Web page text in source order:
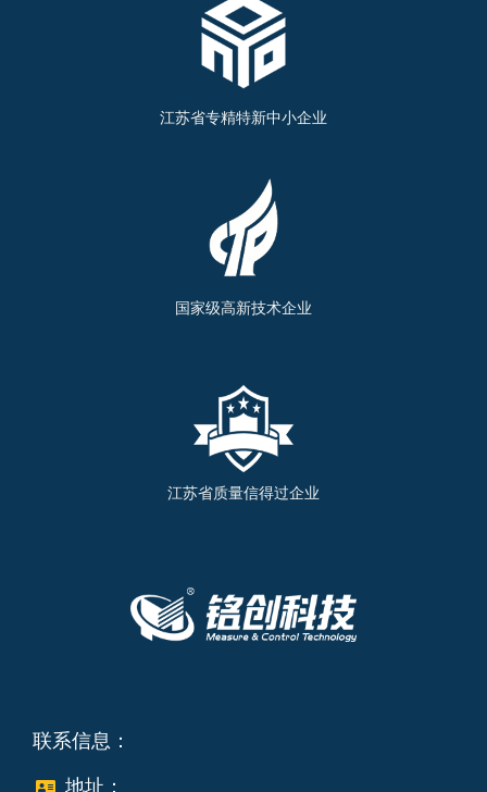
江苏省专精特新中小企业
国家级高新技术企业
江苏省质量信得过企业
联系信息：
地址：